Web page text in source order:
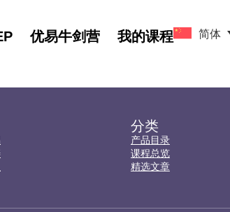
优易牛剑营 我的课程 简体
分类
产品目录
课程总览
精选文章